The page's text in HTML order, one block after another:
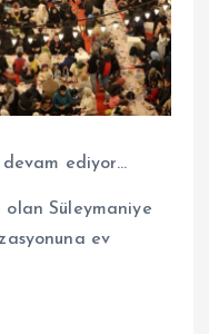
devam ediyor…
olan Süleymaniye
ev